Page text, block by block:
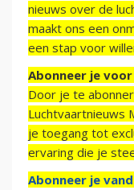
nieuws over de
maakt ons een
een stap voor
Abonneer je
Door je te
Luchtvaartnieuws
je toegang tot
ervaring die je
Abonneer je